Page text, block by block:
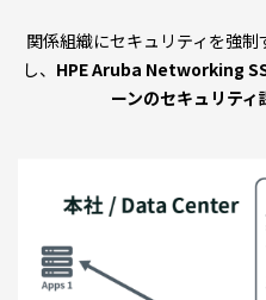
関係組織にセキュリティを強
し、 HPE Aruba Networking
ーンのセキュリティ